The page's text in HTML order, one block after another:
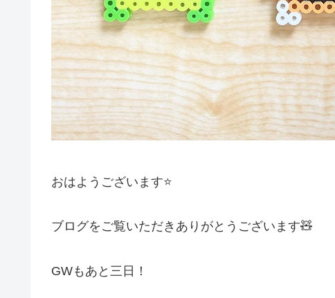
おはようございます⭐️
ブログをご覧いただきありがとうございます🧸
GWもあと三日！